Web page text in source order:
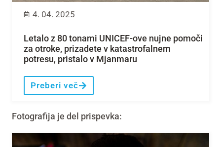
4. 04. 2025
Letalo z 80 tonami UNICEF-ove nujne pomoči
za otroke, prizadete v katastrofalnem
potresu, pristalo v Mjanmaru
Preberi več
Fotografija je del prispevka: